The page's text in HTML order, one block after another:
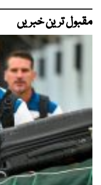
مقبول ترین خبریں